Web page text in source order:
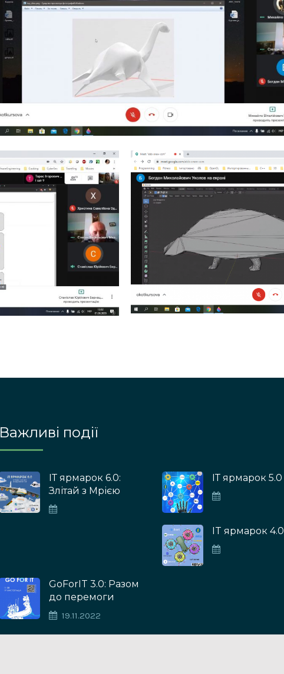
Важливі події
ІТ ярмарок 6.0:
Злітай з Мрією
ІТ ярмарок 5.0
IT ярмарок 4.0
GoForIT 3.0: Разом
до перемоги
19.11.2022